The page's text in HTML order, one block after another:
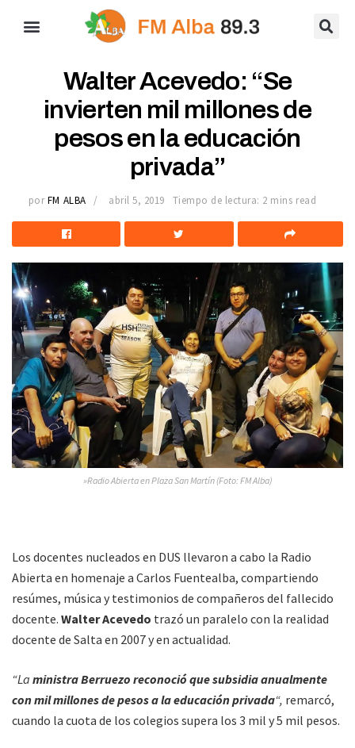
Walter Acevedo: “Se
invierten mil millones de
pesos en la educación
privada”
por FM ALBA abril 5, 2019 Tiempo de lectura: 2 mins read
»Radio Abierta en Plaza San Martín (Foto: FM Alba)
Los docentes nucleados en DUS llevaron a cabo la Radio
Abierta en homenaje a Carlos Fuentealba, compartiendo
resúmes, música y testimonios de compañeros del fallecido
docente. Walter Acevedo trazó un paralelo con la realidad
docente de Salta en 2007 y en actualidad.
“La ministra Berruezo reconoció que subsidia anualmente
con mil millones de pesos a la educación privada“, remarcó,
cuando la cuota de los colegios supera los 3 mil y 5 mil pesos.